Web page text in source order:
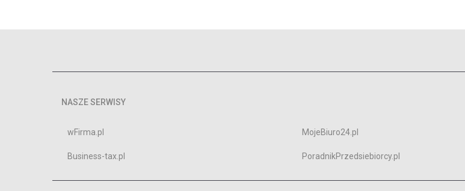
NASZE SERWISY
wFirma.pl
Business-tax.pl
MojeBiuro24.pl
PoradnikPrzedsiebiorcy.pl